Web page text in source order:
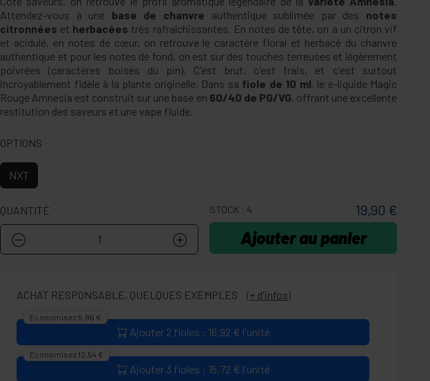
Attendez-vous à une base de chanvre authentique sublimée par des notes
citronnées et herbacées très rafraîchissantes. En notes de tête, on a un citron vif
et acidulé, en notes de cœur, on retrouve le caractère floral et herbacé du chanvre
authentique et pour les notes de fond, on est sur des touches terreuses et légèrement
poivrées (caractères boisés du pin). C'est brut, c'est frais, et c'est surtout
incroyablement fidèle à la plante originelle. Dans sa fiole de 10 ml, le e-liquide Magic
Rouge Amnesia est construit sur une base en 60/40 de PG/VG, offrant une excellente
restitution des saveurs et une vape fluide.
OPTIONS
NXT
QUANTITÉ STOCK : 4 19,90 €
Ajouter au panier
ACHAT RESPONSABLE, QUELQUES EXEMPLES (+ d'infos)
Economisez 5,96 €
Ajouter 2 fioles : 16,92 € l'unité
Economisez 12,54 €
Ajouter 3 fioles : 15,72 € l'unité